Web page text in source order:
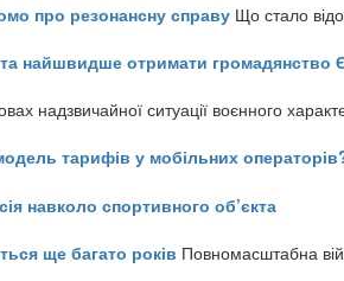
про резонансну справу Що стало
найшвидше отримати громадянство
надзвичайної ситуації воєнного
тарифів у мобільних
навколо спортивного об’єкта
ще багато років Повномасштабна